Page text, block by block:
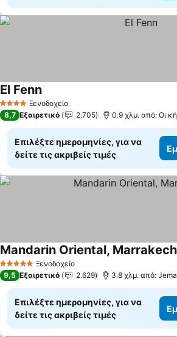
4 ΑστέριαΞενοδοχείο
El Fenn
8,7 Εξαιρετικό 2.705 0.9 χλμ. από: Οι
Επιλέξτε ημερομηνίες, για να
δείτε τις ακριβείς τιμές
5 Αστέρια Ξενοδοχείο
Mandarin Oriental, Marrakech
9,5 Εξαιρετικό 2.629 3.8 χλμ. από:
Επιλέξτε ημερομηνίες, για να
δείτε τις ακριβείς τιμές